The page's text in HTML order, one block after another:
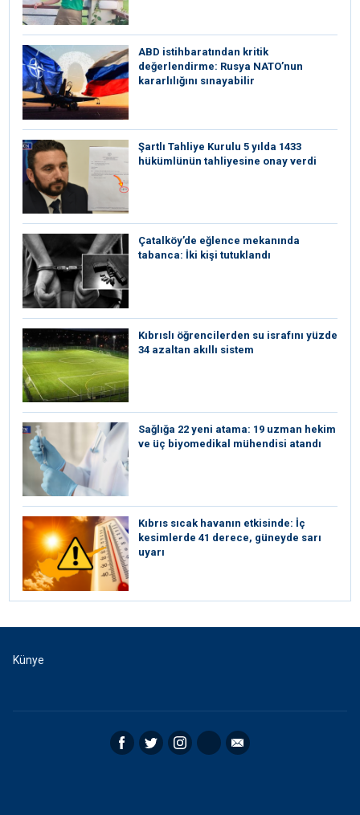
ABD istihbaratından kritik
değerlendirme: Rusya NATO’nun
kararlılığını sınayabilir
Şartlı Tahliye Kurulu 5 yılda 1433
hükümlünün tahliyesine onay verdi
Çatalköy’de eğlence mekanında
tabanca: İki kişi tutuklandı
Kıbrıslı öğrencilerden su israfını yüzde
34 azaltan akıllı sistem
Sağlığa 22 yeni atama: 19 uzman hekim
ve üç biyomedikal mühendisi atandı
Kıbrıs sıcak havanın etkisinde: İç
kesimlerde 41 derece, güneyde sarı
uyarı
Künye
Facebook Twitter Instagram RSS